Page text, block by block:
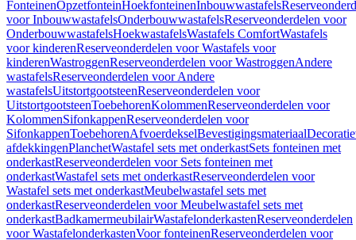
FonteinenOpzetfonteinHoekfonteinenInbouwwastafels
voor InbouwwastafelsOnderbouwwastafelsReserveonderdelen voor
OnderbouwwastafelsHoekwastafelsWastafels ComfortWastafels
voor kinderenReserveonderdelen voor Wastafels voor
kinderenWastroggenReserveonderdelen voor WastroggenAndere
wastafelsReserveonderdelen voor Andere
wastafelsUitstortgootsteenReserveonderdelen voor
UitstortgootsteenToebehorenKolommenReserveonderdelen voor
KolommenSifonkappenReserveonderdelen voor
SifonkappenToebehorenAfvoerdekselBevestigingsmateriaal
afdekkingenPlanchetWastafel sets met onderkastSets fonteinen met
onderkastReserveonderdelen voor Sets fonteinen met
onderkastWastafel sets met onderkastReserveonderdelen voor
Wastafel sets met onderkastMeubelwastafel sets met
onderkastReserveonderdelen voor Meubelwastafel sets met
onderkastBadkamermeubilairWastafelonderkastenReserveonderdelen
voor WastafelonderkastenVoor fonteinenReserveonderdelen voor